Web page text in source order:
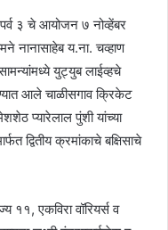
३ चे आयोजन ७ नोव्हेंबर
नानासाहेब य.ना. चव्हाण
युट्युब लाईव्हचे
आले चाळीसगाव क्रिकेट
प्यारेलाल पुंशी यांच्या
द्वितीय क्रमांकाचे बक्षिसाचे
११, एकविरा वॉरियर्स व